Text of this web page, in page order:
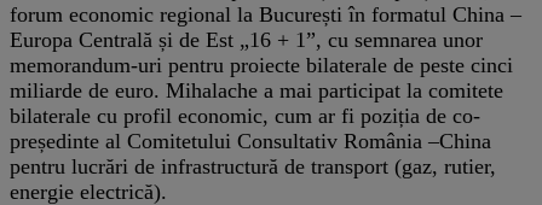
forum economic regional la București în formatul China –
Europa Centrală și de Est „16 + 1”, cu semnarea unor
memorandum-uri pentru proiecte bilaterale de peste cinci
miliarde de euro. Mihalache a mai participat la comitete
bilaterale cu profil economic, cum ar fi poziția de co-
președinte al Comitetului Consultativ România –China
pentru lucrări de infrastructură de transport (gaz, rutier,
energie electrică).